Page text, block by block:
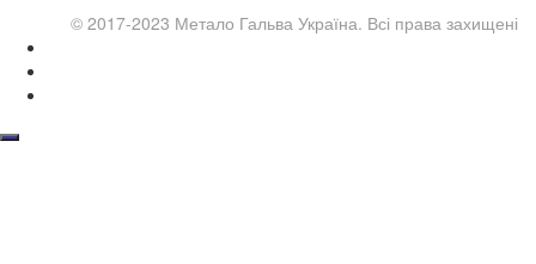
© 2017-2023 Метало Гальва Україна. Всі права захищені